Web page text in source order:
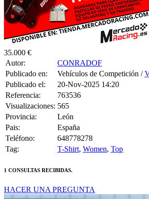
35.000 €
Autor:
Publicado en:
Vehículos de Competición /
Publicado el:
20-Nov-2025 14:20
Referencia:
763536
Visualizaciones:
565
Provincia:
León
Pais:
España
Teléfono:
648778278
Tag:
T-Shirt,Women